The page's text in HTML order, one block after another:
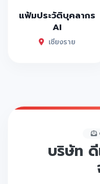
แฟ้มประวัติบุคลากร
AI
เชียงราย
บริษัท